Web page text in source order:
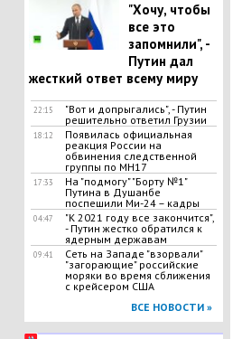
​"Хочу, чтобы
все это
запомнили", -
Путин дал
жесткий ответ всему миру
22:15
"Вот и допрыгались", - Путин
решительно ответил Грузии
18:12
Появилась официальная
реакция России на
обвинения следственной
группы по МН17
17:33
На "подмогу" "Борту №1"
Путина в Душанбе
поспешили Ми-24 – кадры
04:47
"К 2021 году все закончится",
- Путин жестко обратился к
ядерным державам
09:41
Сеть на Западе "взорвали"
"загорающие" российские
моряки во время сближения
с крейсером США
ВСЕ НОВОСТИ »